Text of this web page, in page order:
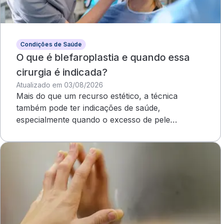
Condições de Saúde
O que é blefaroplastia e quando essa
cirurgia é indicada?
Atualizado em 03/08/2026
Mais do que um recurso estético, a técnica
também pode ter indicações de saúde,
especialmente quando o excesso de pele